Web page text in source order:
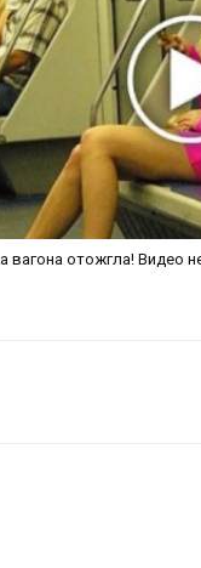
вагона отожгла! Видео